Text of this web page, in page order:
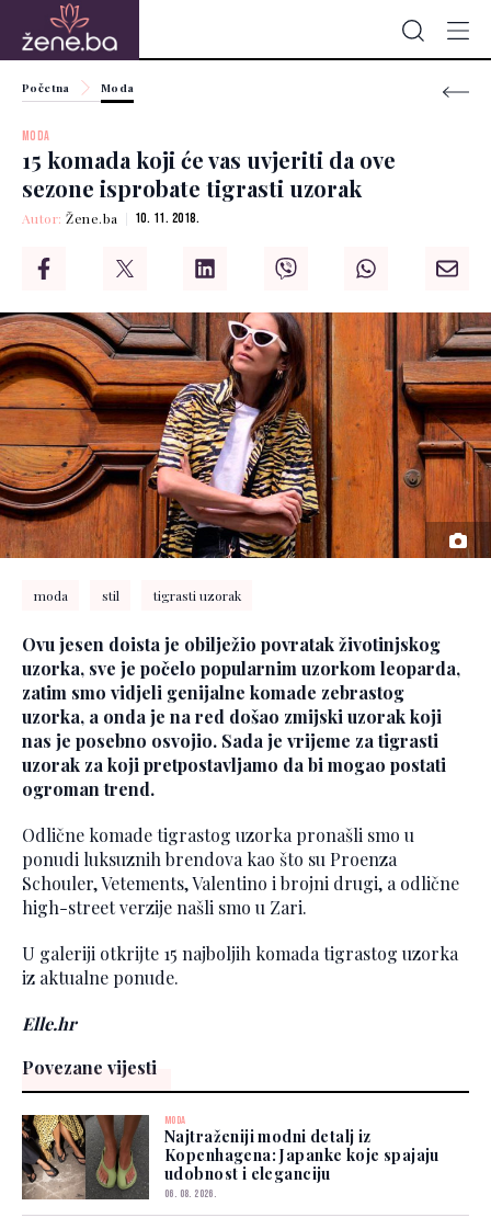
Početna Moda
MODA
15 komada koji će vas uvjeriti da ove
sezone isprobate tigrasti uzorak
Autor:Žene.ba 10. 11. 2018.
moda stil tigrasti uzorak
Ovu jesen doista je obilježio povratak životinjskog
uzorka, sve je počelo popularnim uzorkom leoparda,
zatim smo vidjeli genijalne komade zebrastog
uzorka, a onda je na red došao zmijski uzorak koji
nas je posebno osvojio. Sada je vrijeme za tigrasti
uzorak za koji pretpostavljamo da bi mogao postati
ogroman trend.
Odlične komade tigrastog uzorka pronašli smo u
ponudi luksuznih brendova kao što su Proenza
Schouler, Vetements, Valentino i brojni drugi, a odlične
high-street verzije našli smo u Zari.
U galeriji otkrijte 15 najboljih komada tigrastog uzorka
iz aktualne ponude.
Elle.hr
Povezane vijesti
MODA
Najtraženiji modni detalj iz
Kopenhagena: Japanke koje spajaju
udobnost i eleganciju
06. 08. 2026.